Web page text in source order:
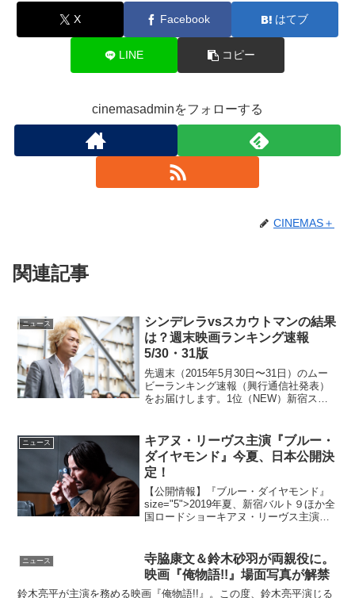
X Facebook はてブ
LINE コピー
cinemasadminをフォローする
CINEMAS＋
関連記事
ニュース
シンデレラvsスカウトマンの結果
は？週末映画ランキング速報
5/30・31版
先週末（2015年5月30日〜31日）のムー
ビーランキング速報（興行通信社発表）
をお届けします。1位（NEW）新宿スワ
5位（↓）メイズ・ランナー6位（↓）駆込
み...
ニュース
キアヌ・リーヴス主演『ブルー・
ダイヤモンド』今夏、日本公開決
定！
【公開情報】『ブルー・ダイヤモンド』
size="5">2019年夏、新宿バルト９ほか全
国ロードショーキアヌ・リーヴス主演
むのは、ダイヤモンドを売りさばくアメ
リカ人宝...
ニュース
寺脇康文＆鈴木砂羽が両親役に。
映画『俺物語!!』場面写真が解禁
鈴木亮平が主演を務める映画『俺物語!!』。この度、鈴木亮平演じる